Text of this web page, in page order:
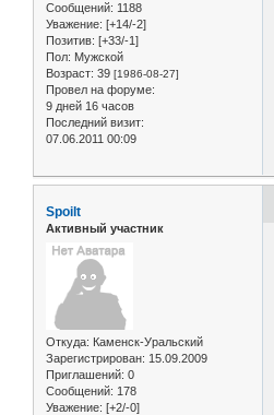
Сообщений: 1188
Уважение: [+14/-2]
Позитив: [+33/-1]
Пол: Мужской
Возраст: 39 [1986-08-27]
Провел на форуме:
9 дней 16 часов
Последний визит:
07.06.2011 00:09
Spoilt
Активный участник
Откуда: Каменск-Уральский
Зарегистрирован: 15.09.2009
Приглашений: 0
Сообщений: 178
Уважение: [+2/-0]